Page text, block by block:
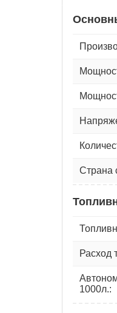
Страна
Расход
1000л.: